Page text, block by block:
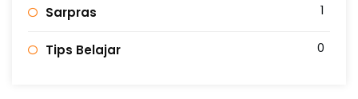
Sarpras 1
Tips Belajar 0